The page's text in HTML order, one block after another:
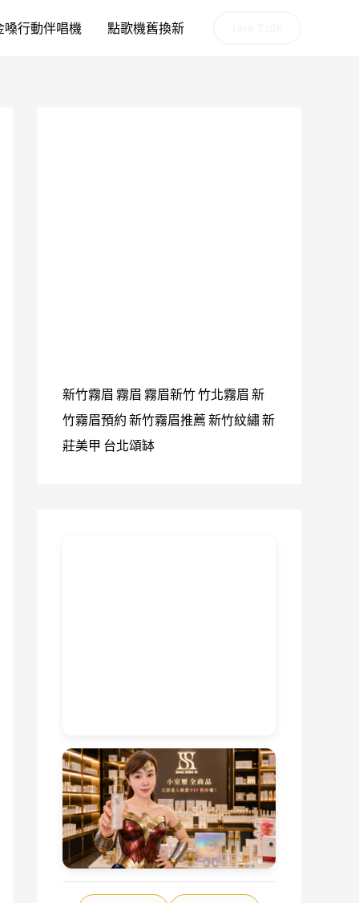
嗓行動伴唱機 點歌機舊換新
新竹霧眉 霧眉 霧眉新竹竹北霧眉 新
竹霧眉預約 新竹霧眉推薦 新竹紋繡新
莊美甲 台北頌缽